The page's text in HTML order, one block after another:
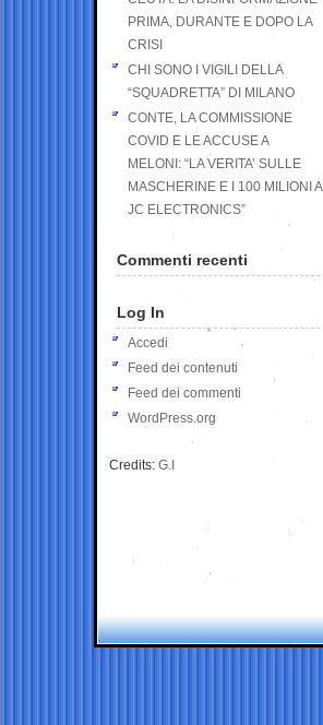
PRIMA, DURANTE E DOPO LA
CRISI
CHI SONO I VIGILI DELLA
“SQUADRETTA” DI MILANO
CONTE, LA COMMISSIONE
COVID E LE ACCUSE A
MELONI: “LA VERITA’ SULLE
MASCHERINE E I 100 MILIONI A
JC ELECTRONICS”
Commenti recenti
Log In
Accedi
Feed dei contenuti
Feed dei commenti
WordPress.org
Credits: G.I